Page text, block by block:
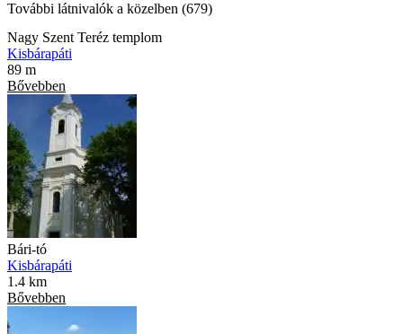
További látnivalók a közelben (679)
Nagy Szent Teréz templom
Kisbárapáti
89 m
Bővebben
Bári-tó
Kisbárapáti
1.4 km
Bővebben